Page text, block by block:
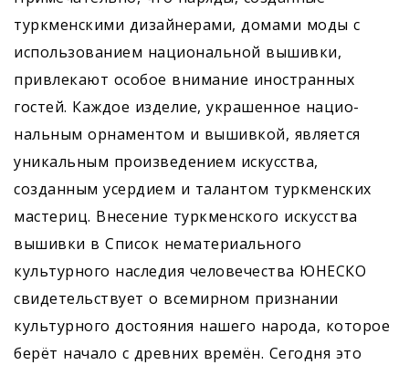
туркменскими дизайнерами, домами моды с
использованием национальной вышивки,
привлекают особое внимание иностранных
гостей. Каждое изделие, украшенное нацио­
нальным орнаментом и вышивкой, является
уникальным произведением искусства,
созданным усердием и талантом туркменских
мастериц. Внесение туркменского искусства
вышивки в Список нематериального
культурного наследия человечества ЮНЕСКО
свидетельствует о всемирном признании
культурного достоя­ния нашего народа, которое
берёт начало с древних времён. Сегодня это